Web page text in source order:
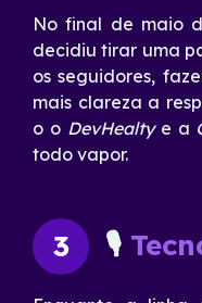
No final de maio
decidiu tirar uma
os seguidores,
mais clareza a
o o DevHealtye a
todo vapor.
3 🎙